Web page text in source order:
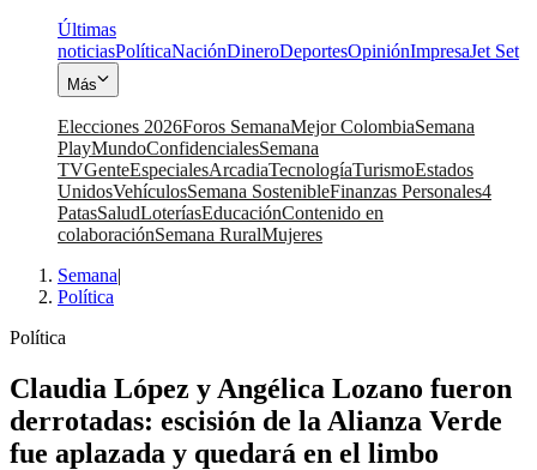
Últimas
noticiasPolíticaNaciónDineroDeportesOpiniónImpresaJet Set
Más
Elecciones 2026Foros SemanaMejor ColombiaSemana
PlayMundoConfidencialesSemana
TVGenteEspecialesArcadiaTecnologíaTurismoEstados
UnidosVehículosSemana SostenibleFinanzas Personales4
PatasSaludLoteríasEducaciónContenido en
colaboraciónSemana RuralMujeres
Semana|
Política
Política
Claudia López y Angélica Lozano fueron
derrotadas: escisión de la Alianza Verde
fue aplazada y quedará en el limbo